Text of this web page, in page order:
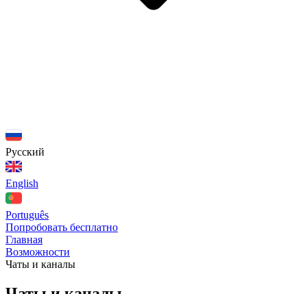
Русский
English
Português
Попробовать бесплатно
Главная
Возможности
Чаты и каналы